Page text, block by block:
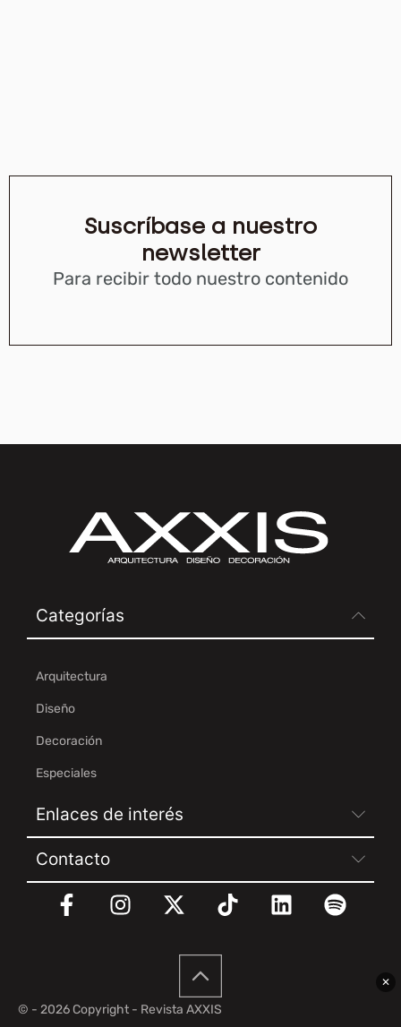
Suscríbase a nuestro
newsletter
Para recibir todo nuestro contenido
✕
Categorías
Arquitectura
Diseño
Decoración
Especiales
Enlaces de interés
Contacto
© - 2026 Copyright - Revista AXXIS